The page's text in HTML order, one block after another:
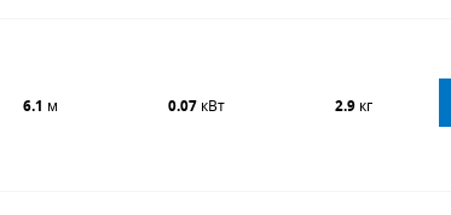
6.1 м 0.07 кВт 2.9 кг